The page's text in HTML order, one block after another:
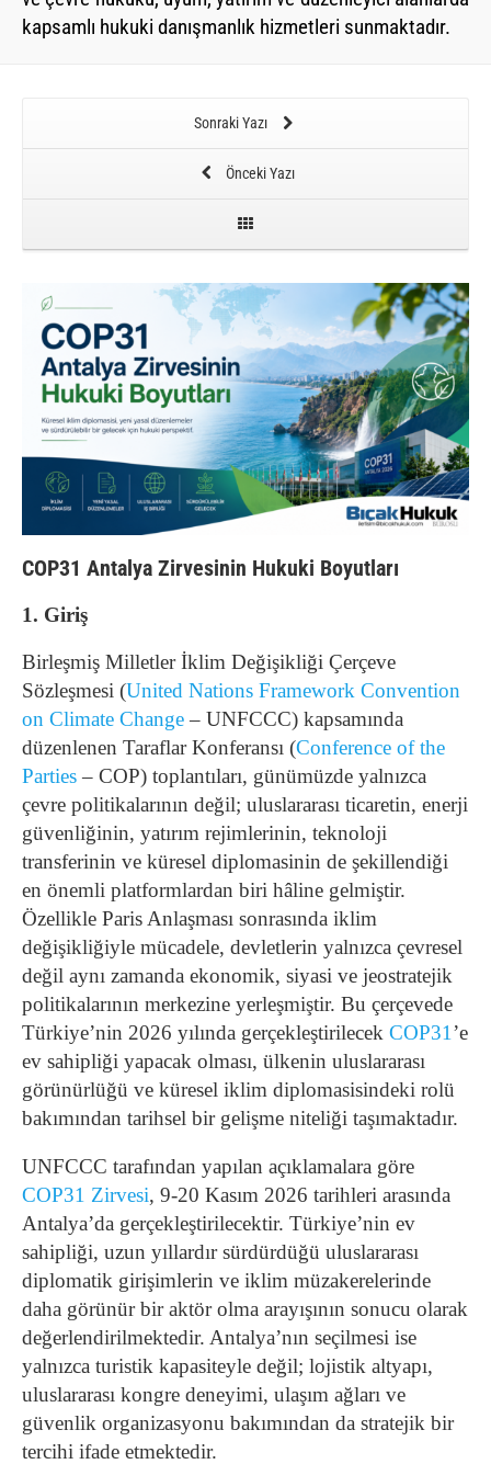
kapsamlı hukuki danışmanlık hizmetleri sunmaktadır.
Sonraki Yazı
Önceki Yazı
COP31 Antalya Zirvesinin Hukuki Boyutları
1. Giriş
Birleşmiş Milletler İklim Değişikliği Çerçeve
Sözleşmesi (United Nations Framework Convention
on Climate Change– UNFCCC) kapsamında
düzenlenen Taraflar Konferansı (Conference of the
Parties– COP) toplantıları, günümüzde yalnızca
çevre politikalarının değil; uluslararası ticaretin, enerji
güvenliğinin, yatırım rejimlerinin, teknoloji
transferinin ve küresel diplomasinin de şekillendiği
en önemli platformlardan biri hâline gelmiştir.
Özellikle Paris Anlaşması sonrasında iklim
değişikliğiyle mücadele, devletlerin yalnızca çevresel
değil aynı zamanda ekonomik, siyasi ve jeostratejik
politikalarının merkezine yerleşmiştir. Bu çerçevede
Türkiye’nin 2026 yılında gerçekleştirilecek COP31 ’e
ev sahipliği yapacak olması, ülkenin uluslararası
görünürlüğü ve küresel iklim diplomasisindeki rolü
bakımından tarihsel bir gelişme niteliği taşımaktadır.
UNFCCC tarafından yapılan açıklamalara göre
COP31 Zirvesi, 9-20 Kasım 2026 tarihleri arasında
Antalya’da gerçekleştirilecektir. Türkiye’nin ev
sahipliği, uzun yıllardır sürdürdüğü uluslararası
diplomatik girişimlerin ve iklim müzakerelerinde
daha görünür bir aktör olma arayışının sonucu olarak
değerlendirilmektedir. Antalya’nın seçilmesi ise
yalnızca turistik kapasiteyle değil; lojistik altyapı,
uluslararası kongre deneyimi, ulaşım ağları ve
güvenlik organizasyonu bakımından da stratejik bir
tercihi ifade etmektedir.